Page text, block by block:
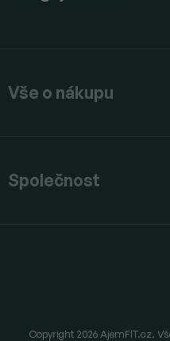
Vše o nákupu
Společnost
Copyright 2026 AjemFIT.cz.